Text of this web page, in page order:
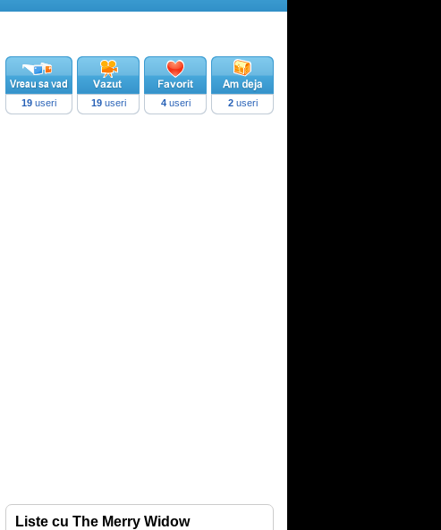
19 useri 19useri 4useri 2useri
Liste cu The Merry Widow